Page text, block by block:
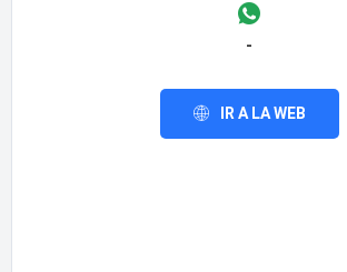
-
IR A LA WEB